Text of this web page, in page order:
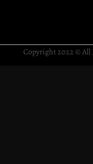
Copyright 2022 © All